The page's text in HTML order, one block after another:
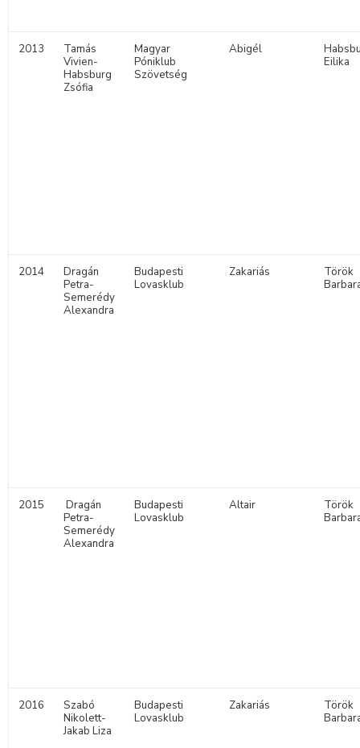
2013
Tamás
Vivien-
Habsburg
Zsófia
Magyar
Póniklub
Szövetség
Abigél
Eilika
2014
Dragán
Petra-
Semerédy
Alexandra
Budapesti
Lovasklub
Zakariás
Török
2015
Dragán
Petra-
Semerédy
Alexandra
Budapesti
Lovasklub
Altair
Török
2016
Szabó
Nikolett-
Jakab Liza
Budapesti
Lovasklub
Zakariás
Török